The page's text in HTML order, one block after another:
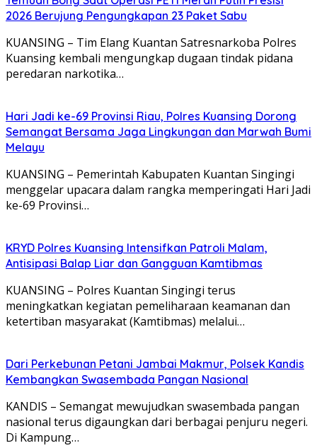
2026 Berujung Pengungkapan 23 Paket Sabu
KUANSING – Tim Elang Kuantan Satresnarkoba Polres
Kuansing kembali mengungkap dugaan tindak pidana
peredaran narkotika…
Hari Jadi ke-69 Provinsi Riau, Polres Kuansing Dorong
Semangat Bersama Jaga Lingkungan dan Marwah Bumi
Melayu
KUANSING – Pemerintah Kabupaten Kuantan Singingi
menggelar upacara dalam rangka memperingati Hari Jadi
ke-69 Provinsi…
KRYD Polres Kuansing Intensifkan Patroli Malam,
Antisipasi Balap Liar dan Gangguan Kamtibmas
KUANSING – Polres Kuantan Singingi terus
meningkatkan kegiatan pemeliharaan keamanan dan
ketertiban masyarakat (Kamtibmas) melalui…
Dari Perkebunan Petani Jambai Makmur, Polsek Kandis
Kembangkan Swasembada Pangan Nasional
KANDIS – Semangat mewujudkan swasembada pangan
nasional terus digaungkan dari berbagai penjuru negeri.
Di Kampung…